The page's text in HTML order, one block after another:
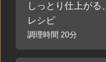
しっとり仕上がる
レシピ
調理時間 20分